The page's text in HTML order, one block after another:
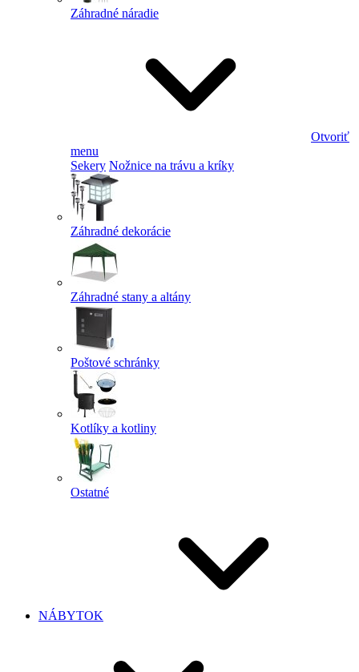
Záhradné náradie
Otvoriť
menu
Sekery Nožnice na trávu a kríky
Záhradné dekorácie
Záhradné stany a altány
Poštové schránky
Kotlíky a kotliny
Ostatné
NÁBYTOK